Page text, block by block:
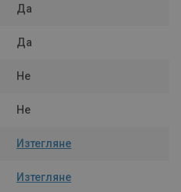
Да
Да
Не
Не
Изтегляне
Изтегляне